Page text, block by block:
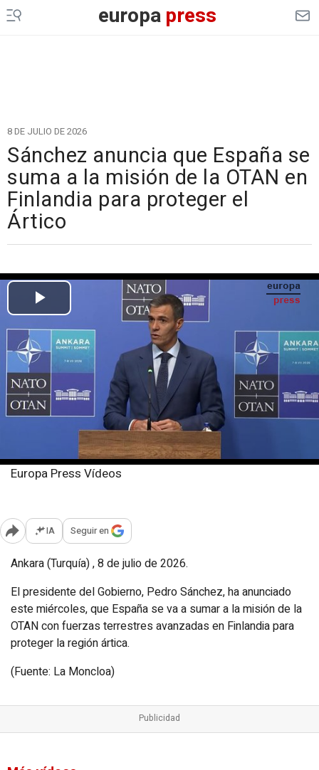
europapress
8 DE JULIO DE 2026
Sánchez anuncia que España se
suma a la misión de la OTAN en
Finlandia para proteger el
Ártico
Europa Press Vídeos
Abrir opciones para compartir
IA Seguir en
Ankara (Turquía) , 8 de julio de 2026.
El presidente del Gobierno, Pedro Sánchez, ha anunciado
este miércoles, que España se va a sumar a la misión de la
OTAN con fuerzas terrestres avanzadas en Finlandia para
proteger la región ártica.
(Fuente: La Moncloa)